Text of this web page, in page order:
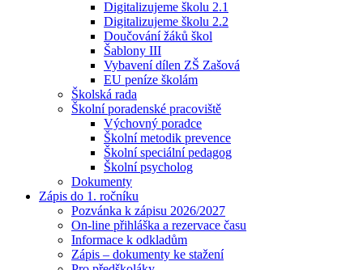
Digitalizujeme školu 2.1
Digitalizujeme školu 2.2
Doučování žáků škol
Šablony III
Vybavení dílen ZŠ Zašová
EU peníze školám
Školská rada
Školní poradenské pracoviště
Výchovný poradce
Školní metodik prevence
Školní speciální pedagog
Školní psycholog
Dokumenty
Zápis do 1. ročníku
Pozvánka k zápisu 2026/2027
On-line přihláška a rezervace času
Informace k odkladům
Zápis – dokumenty ke stažení